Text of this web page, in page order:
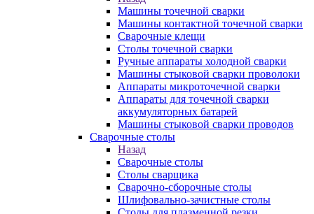
Машины точечной сварки
Машины контактной точечной сварки
Сварочные клещи
Столы точечной сварки
Ручные аппараты холодной сварки
Машины стыковой сварки проволоки
Аппараты микроточечной сварки
Аппараты для точечной сварки
аккумуляторных батарей
Машины стыковой сварки проводов
Сварочные столы
Назад
Сварочные столы
Столы сварщика
Сварочно-сборочные столы
Шлифовально-зачистные столы